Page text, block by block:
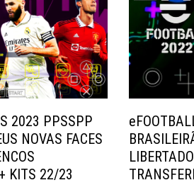
2023 PPSSPP
NOVAS FACES
KITS 22/23